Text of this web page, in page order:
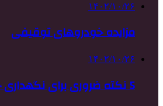
۱۴۰۲/۱۰/۲۶
مزایده خودروهای توقیفی
۱۴۰۲/۱۰/۲۶
5 نکته ضروری برای نگهداری حیوان خانگی